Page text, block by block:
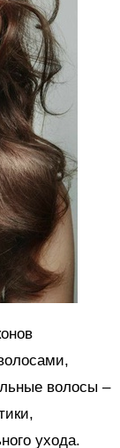
волосы –
ухода.